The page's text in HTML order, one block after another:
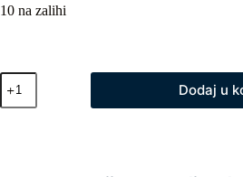
10 na zalihi
XO
Fotoaparat
dječji
Dodaj u